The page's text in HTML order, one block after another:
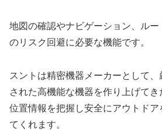
地図の確認やナビゲーション、ル
のリスク回避に必要な機能です。
スントは精密機器メーカーとして、
された高機能な機器を作り上げて
位置情報を把握し安全にアウトド
てくれます。